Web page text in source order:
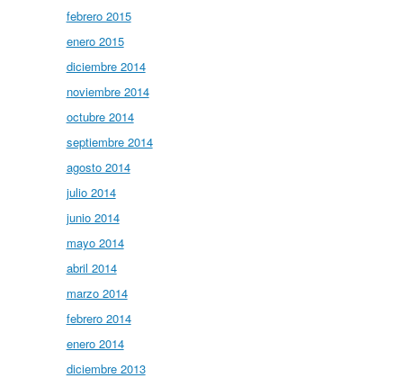
febrero 2015
enero 2015
diciembre 2014
noviembre 2014
octubre 2014
septiembre 2014
agosto 2014
julio 2014
junio 2014
mayo 2014
abril 2014
marzo 2014
febrero 2014
enero 2014
diciembre 2013